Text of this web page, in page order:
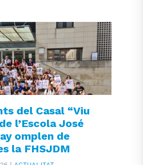
del Casal “Viu
l’Escola José
omplen de
la FHSJDM